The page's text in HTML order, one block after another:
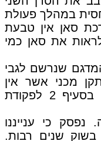
במהלך פעולת
סאן אין טבעת
את סאן כמי
שנרשם לגבי
מכני אשר אין
לראותו בגדר "מדגם" כהגדרתו בסעיף 2 לפקודת
נפסק כי ענייננו
בשוק שנים רבות.